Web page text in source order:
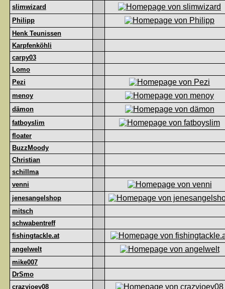
slimwizard
Philipp
Henk Teunissen
Karpfenköhli
carpy03
Lomo
Pezi
menoy
dämon
fatboyslim
floater
BuzzMoody
Christian
schillma
venni
jenesangelshop
mitsch
schwabentreff
fishingtackle.at
angelwelt
mike007
DrSmo
crazyjoey08